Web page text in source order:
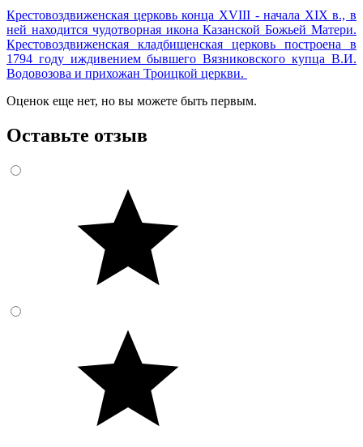
Крестовоздвиженская церковь конца XVIII - начала XIX в., в
ней находится чудотворная икона Казанской Божьей Матери.
Крестовоздвиженская кладбищенская церковь построена в
1794 году иждивением бывшего Вязниковского купца В.И.
Водовозова и прихожан Троицкой церкви.
Оценок еще нет, но вы можете быть первым.
Оставьте отзыв